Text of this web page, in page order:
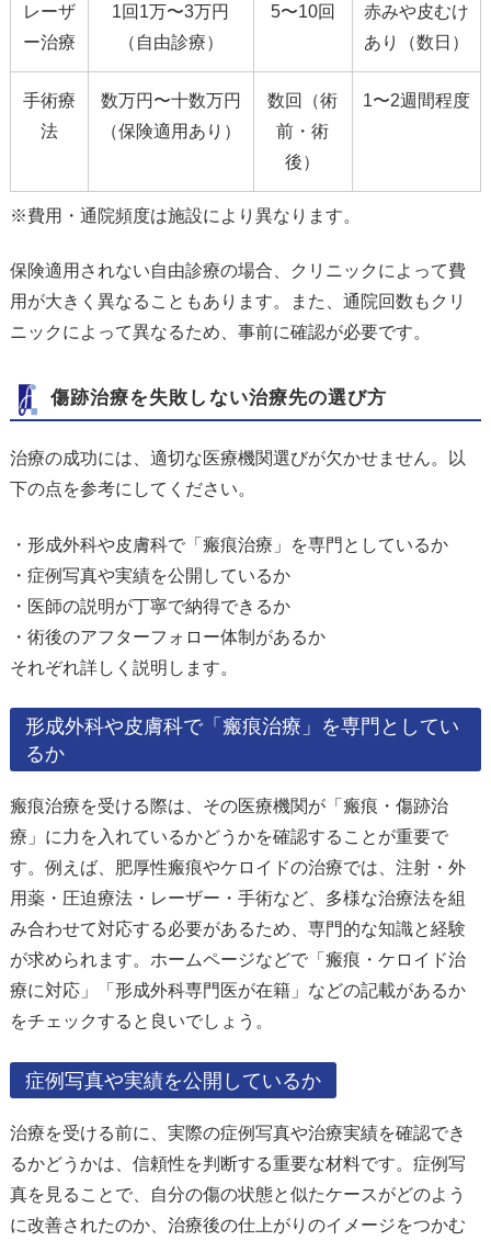
レーザ
ー治療
1回1万〜3万円
（自由診療）
5〜10回
赤みや皮むけ
あり（数日）
手術療
法
数万円〜十数万円
（保険適用あり）
数回（術
前・術
後）
1〜2週間程度
※費用・通院頻度は施設により異なります。
保険適用されない自由診療の場合、クリニックによって費
用が大きく異なることもあります。また、通院回数もクリ
ニックによって異なるため、事前に確認が必要です。
傷跡治療を失敗しない治療先の選び方
治療の成功には、適切な医療機関選びが欠かせません。以
下の点を参考にしてください。
・形成外科や皮膚科で「瘢痕治療」を専門としているか
・症例写真や実績を公開しているか
・医師の説明が丁寧で納得できるか
・術後のアフターフォロー体制があるか
それぞれ詳しく説明します。
形成外科や皮膚科で「瘢痕治療」を専門としてい
るか
瘢痕治療を受ける際は、その医療機関が「瘢痕・傷跡治
療」に力を入れているかどうかを確認することが重要で
す。例えば、肥厚性瘢痕やケロイドの治療では、注射・外
用薬・圧迫療法・レーザー・手術など、多様な治療法を組
み合わせて対応する必要があるため、専門的な知識と経験
が求められます。ホームページなどで「瘢痕・ケロイド治
療に対応」「形成外科専門医が在籍」などの記載があるか
をチェックすると良いでしょう。
症例写真や実績を公開しているか
治療を受ける前に、実際の症例写真や治療実績を確認でき
るかどうかは、信頼性を判断する重要な材料です。症例写
真を見ることで、自分の傷の状態と似たケースがどのよう
に改善されたのか、治療後の仕上がりのイメージをつかむ